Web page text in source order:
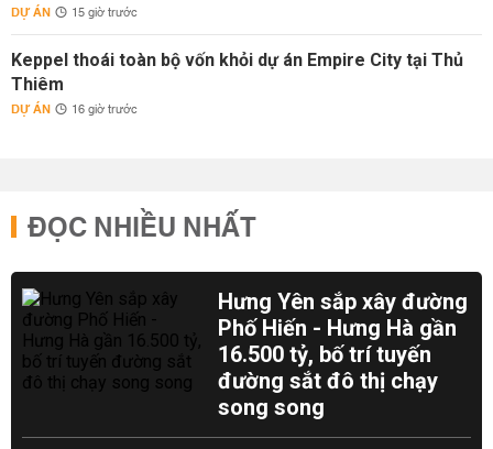
DỰ ÁN 15 giờ trước
Keppel thoái toàn bộ vốn khỏi dự án Empire City tại Thủ
Thiêm
DỰ ÁN 16 giờ trước
ĐỌC NHIỀU NHẤT
Hưng Yên sắp xây đường
Phố Hiến - Hưng Hà gần
16.500 tỷ, bố trí tuyến
đường sắt đô thị chạy
song song